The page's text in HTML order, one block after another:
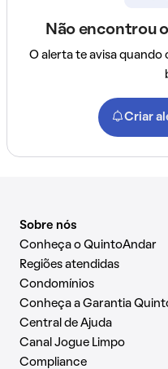
Não encontrou
O alerta te avisa quando
Criar
Sobre nós
Conheça o QuintoAndar
Regiões atendidas
Condomínios
Conheça a Garantia
Central de Ajuda
Canal Jogue Limpo
Compliance